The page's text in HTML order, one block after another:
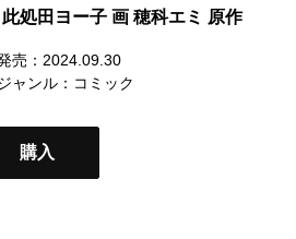
処田ヨー子 画 穂科エミ 原作
売：2024.09.30
ャンル： コミック
購入